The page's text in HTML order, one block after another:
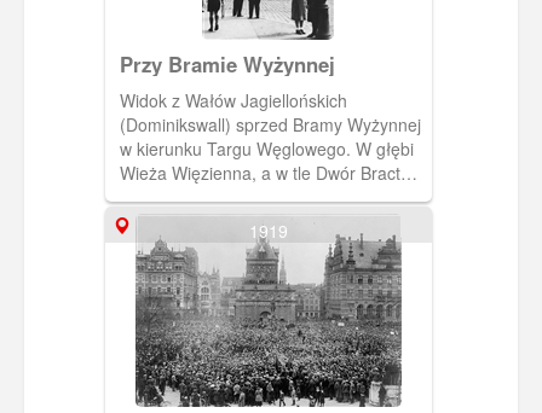
Przy Bramie Wyżynnej
Widok z Wałów Jagiellońskich
(Dominikswall) sprzed Bramy Wyżynnej
w kierunku Targu Węglowego. W głębi
Wieża Więzienna, a w tle Dwór Bractwa
św. Jerzego.(Ok. 1940) [IDX:1581,692]
1919